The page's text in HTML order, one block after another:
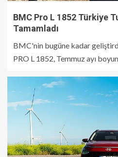
BMC Pro L 1852 Türkiye
Tamamladı
BMC'nin bugüne kadar
PRO L 1852, Temmuz ayı